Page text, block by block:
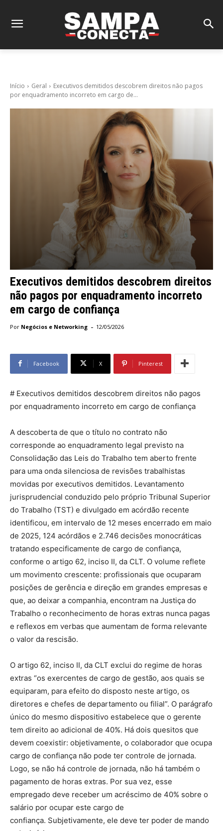
Início Geral
Executivos demitidos descobrem direitos não pagos
por enquadramento incorreto em cargo de...
Executivos demitidos descobrem direitos
não pagos por enquadramento incorreto
em cargo de confiança
Por Negócios e Networking - 12/05/2026
Facebook X Pinterest
# Executivos demitidos descobrem direitos não pagos
por enquadramento incorreto em cargo de confiança
A descoberta de que o título no contrato não
corresponde ao enquadramento legal previsto na
Consolidação das Leis do Trabalho tem aberto frente
para uma onda silenciosa de revisões trabalhistas
movidas por executivos demitidos. Levantamento
jurisprudencial conduzido pelo próprio Tribunal Superior
do Trabalho (TST) e divulgado em acórdão recente
identificou, em intervalo de 12 meses encerrado em maio
de 2025, 124 acórdãos e 2.746 decisões monocráticas
tratando especificamente de cargo de confiança,
conforme o artigo 62, inciso II, da CLT. O volume reflete
um movimento crescente: profissionais que ocuparam
posições de gerência e direção em grandes empresas e
que, ao deixar a companhia, encontram na Justiça do
Trabalho o reconhecimento de horas extras nunca pagas
e reflexos em verbas que aumentam de forma relevante
o valor da rescisão.
O artigo 62, inciso II, da CLT exclui do regime de horas
extras “os exercentes de cargo de gestão, aos quais se
equiparam, para efeito do disposto neste artigo, os
diretores e chefes de departamento ou filial”. O parágrafo
único do mesmo dispositivo estabelece que o gerente
tem direito ao adicional de 40%. Há dois quesitos que
devem coexistir: objetivamente, o colaborador que ocupa
cargo de confiança não pode ter controle de jornada.
Logo, se não há controle de jornada, não há também o
pagamento de horas extras. Por sua vez, esse
empregado deve receber um acréscimo de 40% sobre o
salário por ocupar este cargo de
confiança. Subjetivamente, ele deve ter poder de mando